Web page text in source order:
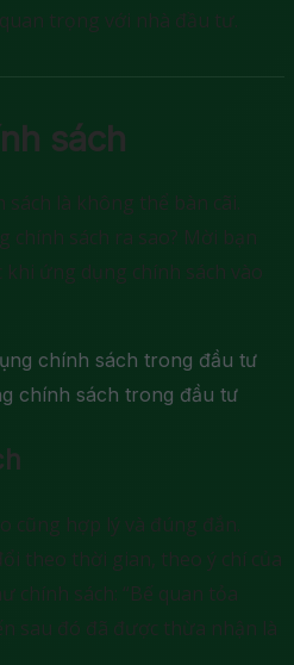
trọng với nhà đầu tư.
sách
là không thể bàn cãi.
sách ra sao? Mời bạn
ứng dụng chính sách vào
chính sách trong đầu tư
cũng hợp lý và đúng đắn.
theo thời gian, theo ý chí của
chính sách: “Bế quan tỏa
sau đó đã được thừa nhận là